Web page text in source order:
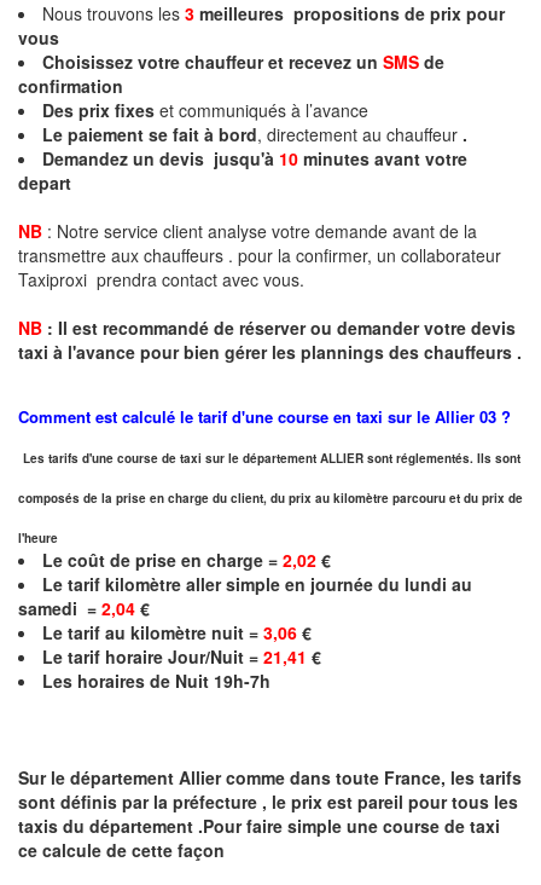
Nous trouvons les 3 meilleures propositions de prix pour
vous
Choisissez votre chauffeur et recevez un SMS de
confirmation
Des prix fixes et communiqués à l’avance
Le paiement se fait à bord, directement au chauffeur .
Demandez un devis jusqu'à 10 minutes avant votre
depart
NB : Notre service client analyse votre demande avant de la
transmettre aux chauffeurs . pour la confirmer, un collaborateur
Taxiproxi prendra contact avec vous.
NB : Il est recommandé de réserverou demandervotre devis
taxi à l'avance pour bien gérer les plannings des chauffeurs .
Comment est calculé le tarif d'une course en taxi sur le Allier 03 ?
Les tarifs d'une course de taxi sur le département ALLIER sont réglementés. Ils sont
composés de la prise en charge du client, du prix au kilomètre parcouru et du prix de
l'heure
Le coût de prise en charge = 2,02 €
Le tarif kilomètre aller simple en journée du lundi au
samedi = 2,04 €
Le tarif au kilomètre nuit = 3,06 €
Le tarif horaire Jour/Nuit = 21,41 €
Les horaires de Nuit 19h-7h
Sur le département Alliercomme dans toute France, les tarifs
sont définis par la préfecture , le prix est pareil pour tous les
taxis du département .Pour faire simple une course de taxi
ce calcule de cette façon